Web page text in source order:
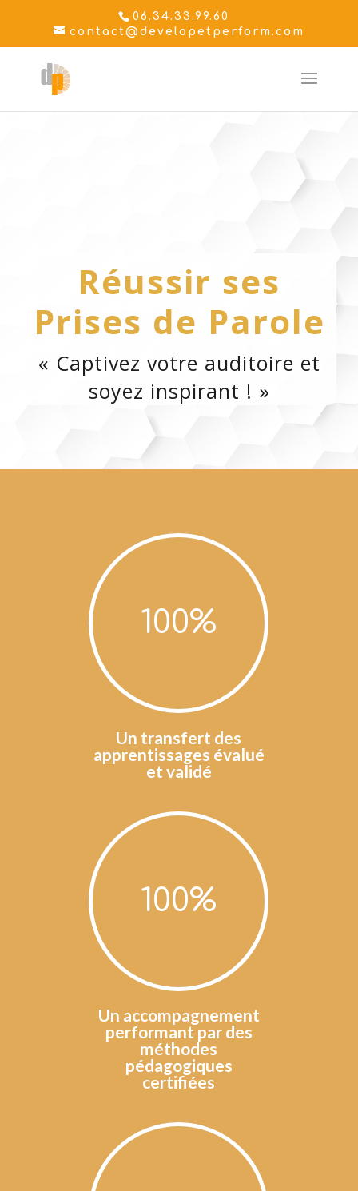
06.34.33.99.60
contact@developetperform.com
Réussir ses
Prises de Parole
« Captivez votre auditoire et
soyez inspirant ! »
100%
Un transfert des
apprentissages évalué
et validé
100%
Un accompagnement
performant par des
méthodes
pédagogiques
certifiées